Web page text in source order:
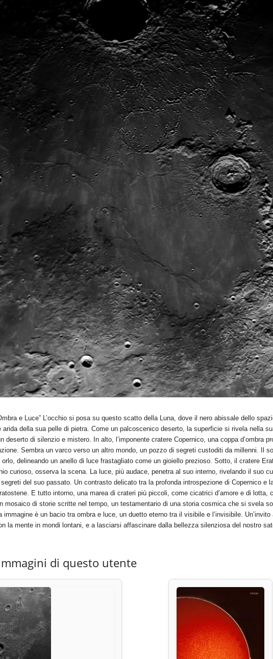
e Luce” L’occhio si posa su questo scatto della Luna, dove il nero abissale dello
arida della sua pelle di pietra. Come un palcoscenico deserto, la superficie si rivela nella
deserto di silenzio e mistero. In alto, l’imponente cratere Copernico, una coppa d’ombra
Sembra un varco verso un altro mondo, un pozzo di segreti custoditi da millenni. Il
delineando un anello di luce frastagliato come un gioiello prezioso. Sotto, il cratere
curioso, osserva la scena. La luce, più audace, penetra al suo interno, rivelando il suo
del suo passato. Un contrasto delicato tra la profonda introspezione di Copernico e
E tutto intorno, una marea di crateri più piccoli, come cicatrici d’amore e di lotta,
mosaico di storie scritte nel tempo, un testamentario di una storia cosmica che si svela
immagine è un bacio tra ombra e luce, un duetto eterno tra il visibile e l’invisibile. Un’invito
la mente in mondi lontani, e a lasciarsi affascinare dalla bellezza silenziosa del nostro
di questo utente